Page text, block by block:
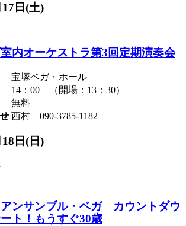
日(土)
内オーケストラ第3回定期演奏会
宝塚ベガ・ホール
14：00 （開場：13：30）
無料
西村 090-3785-1182
日(日)
ンサンブル・ベガ カウントダウ
ト！もうすぐ30歳